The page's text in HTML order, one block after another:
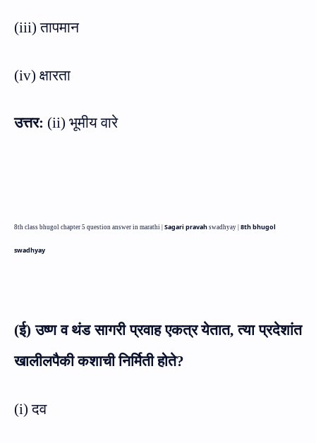
(iii)तापमान
(iv) क्षारता
उत्तर: (ii) भूमीय वारे
8th class bhugol chapter 5 question answer in marathi | Sagari pravah swadhyay | 8th bhugol
swadhyay
(ई) उष्ण व थंड सागरी प्रवाह एकत्र येतात,त्या प्रदेशांत
खालीलपैकी कशाची निर्मिती होते?
(i)दव